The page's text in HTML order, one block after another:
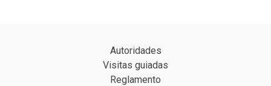
Autoridades
Visitas guiadas
Reglamento